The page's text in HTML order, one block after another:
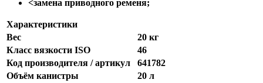
<замена приводного ременя;
Характеристики
Вес
20 кг
Класс вязкости ISO
46
Код производителя / артикул
641782
Объём канистры
20 л